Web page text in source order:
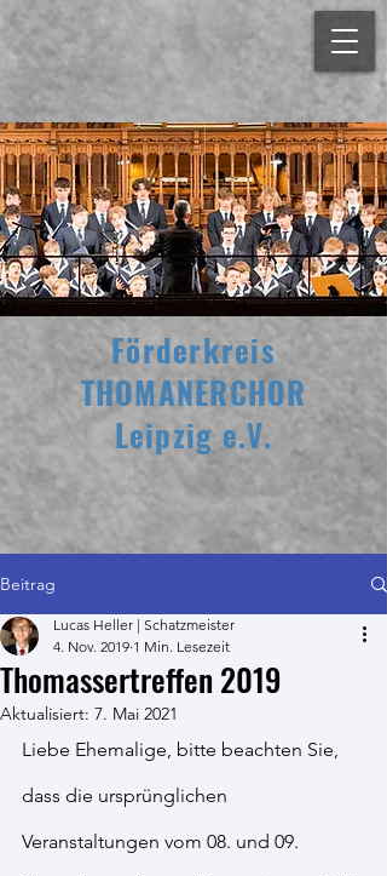
Förderkreis
THOMANERCHOR
Leipzig e.V.
Beitrag
Thomassertreffen 2019
Lucas Heller | Schatzmeister
4. Nov. 2019 1 Min. Lesezeit
Aktualisiert: 7. Mai 2021
Liebe Ehemalige, bitte beachten Sie,
dass die ursprünglichen
Veranstaltungen vom 08. und 09.